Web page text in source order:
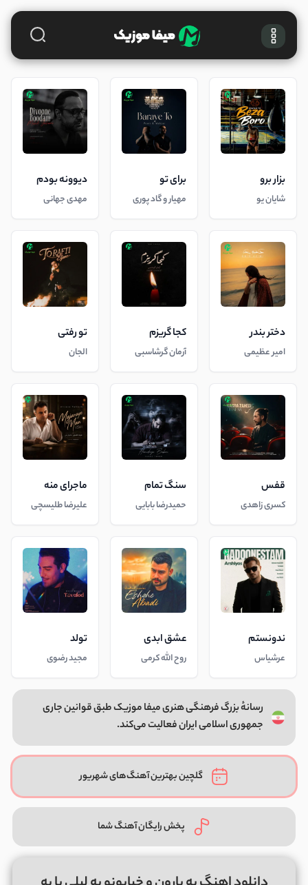
بزار برو
شایان یو
برای تو
مهیار و گاد پوری
دیوونه بودم
مهدی جهانی
دختر بندر
امیر عظیمی
کجا گریزم
آرمان گرشاسبی
تو رفتی
الجان
قفس
کسری زاهدی
سنگ تمام
حمیدرضا بابایی
ماجرای منه
علیرضا طلیسچی
ندونستم
عرشیاس
عشق ابدی
روح الله کرمی
تولد
مجید رضوی
رسانهٔ بزرگ فرهنگی هنری میفا موزیک طبق قوانین جاری
جمهوری اسلامی ایران فعالیت می‌کند.
گلچین بهترین آهنگ‌های شهریور
پخش رایگان آهنگ شما